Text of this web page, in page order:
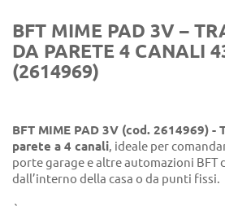
BFT MIME PAD 3V –
DA PARETE 4 CANALI
(2614969)
BFT MIME PAD 3V (cod. 2614969)
parete a 4 canali, ideale per
porte garage e altre automazioni BFT
dall’interno della casa o da punti fissi.